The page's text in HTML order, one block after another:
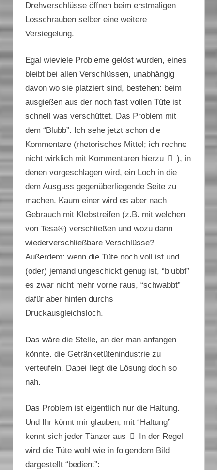
Drehverschlüsse öffnen beim erstmaligen
Losschrauben selber eine weitere
Versiegelung.
Egal wieviele Probleme gelöst wurden, eines
bleibt bei allen Verschlüssen, unabhängig
davon wo sie platziert sind, bestehen: beim
ausgießen aus der noch fast vollen Tüte ist
schnell was verschüttet. Das Problem mit
dem “Blubb”. Ich sehe jetzt schon die
Kommentare (rhetorisches Mittel; ich rechne
nicht wirklich mit Kommentaren hierzu
), in
denen vorgeschlagen wird, ein Loch in die
dem Ausguss gegenüberliegende Seite zu
machen. Kaum einer wird es aber nach
Gebrauch mit Klebstreifen (z.B. mit welchen
von Tesa®) verschließen und wozu dann
wiederverschließbare Verschlüsse?
Außerdem: wenn die Tüte noch voll ist und
(oder) jemand ungeschickt genug ist, “blubbt”
es zwar nicht mehr vorne raus, “schwabbt”
dafür aber hinten durchs
Druckausgleichsloch.
Das wäre die Stelle, an der man anfangen
könnte, die Getränketütenindustrie zu
verteufeln. Dabei liegt die Lösung doch so
nah.
Das Problem ist eigentlich nur die Haltung.
Und Ihr könnt mir glauben, mit “Haltung”
kennt sich jeder Tänzer aus
In der Regel
wird die Tüte wohl wie in folgendem Bild
dargestellt “bedient”: